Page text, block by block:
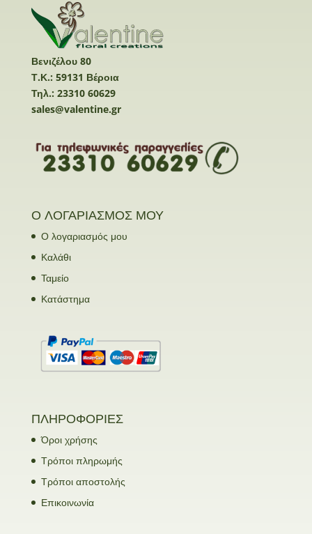
Βενιζέλου 80
Τ.Κ.: 59131 Βέροια
Τηλ.: 23310 60629
sales@valentine.gr
Ο ΛΟΓΑΡΙΑΣΜΟΣ ΜΟΥ
Ο λογαριασμός μου
Καλάθι
Ταμείο
Κατάστημα
ΠΛΗΡΟΦΟΡΙΕΣ
Όροι χρήσης
Τρόποι πληρωμής
Τρόποι αποστολής
Επικοινωνία